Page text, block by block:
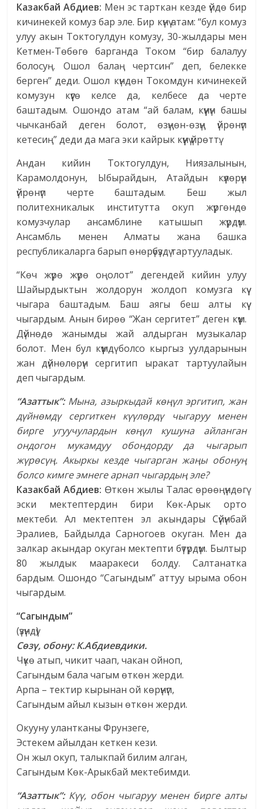
Казакбай Абдиев: Мен эс тарткан кезде үйдө бир
кичинекей комуз бар эле. Бир күнү атам: “бул комуз
улуу акын Токтогулдун комузу, 30-жылдары мен
Кетмен-Төбөгө барганда Током “бир балалуу
болосуң. Ошол балаң чертсин” деп, белекке
берген” деди. Ошол күндөн Токомдун кичинекей
комузун күүгө келсе да, келбесе да черте
баштадым. Ошондо атам “ай балам, күүнүн башы
чычканбай деген болот, өзүңөн-өзүң үйрөнүп
кетесиң” деди да мага эки кайрык күүнү үйрөттү.
Андан кийин Токтогулдун, Ниязалынын,
Карамолдонун, Ыбырайдын, Атайдын күүлөрүн
үйрөнүп черте баштадым. Беш жыл
политехникалык институтта окуп жүргөндө
комузчулар ансамблине катышып жүрдүм.
Ансамбль менен Алматы жана башка
республикаларга барып өнөрүбүздү тартууладык.
“Көч жүрө жүрө оңолот” дегендей кийин улуу
Шайырдыктын жолдорун жолдоп комузга күү
чыгара баштадым. Баш аягы беш алты күү
чыгардым. Анын бирөө “Жан сергитет” деген күүм.
Дүйнөдө жанымды жай алдырган музыкалар
болот. Мен бул күүмдү болсо кыргыз уулдарынын
жан дүйнөлөрүн сергитип ыракат тартуулайын
деп чыгардым.
“Азаттык”: Мына, азыркыдай көңүл эргитип, жан
дүйнөмдү сергиткен күүлөрдү чыгаруу менен
бирге угуучулардын көңүл кушуна айланган
ондогон мукамдуу обондорду да чыгарып
жүрөсүң. Акыркы кезде чыгарган жаңы обонуң
болсо кимге эмнеге арнап чыгардың эле?
Казакбай Абдиев: Өткөн жылы Талас өрөөңүндөгү
эски мектептердин бири Көк-Арык орто
мектеби. Ал мектептен эл акындары Сүйүнбай
Эралиев, Байдылда Сарногоев окуган. Мен да
залкар акындар окуган мектепти бүтүрдүм. Былтыр
80 жылдык мааракеси болду. Салтанатка
бардым. Ошондо “Сагындым” аттуу ырыма обон
чыгардым.
“Сагындым”
(үзүндү)
Сөзү, обону: К.Абдиевдики.
Чүкө атып, чикит чаап, чакан ойноп,
Сагындым бала чагым өткөн жерди.
Арпа – тектир кырынан ой көрүнүп,
Сагындым айыл кызын өткөн жерди.
Окууну улантканы Фрунзеге,
Эстекем айылдан кеткен кези.
Он жыл окуп, талыкпай билим алган,
Сагындым Көк-Арыкбай мектебимди.
“Азаттык”: Күү, обон чыгаруу менен бирге алты